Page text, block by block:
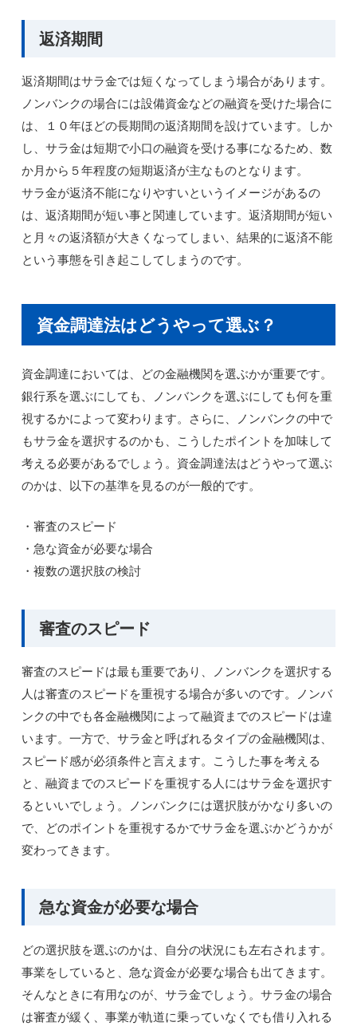
返済期間
返済期間はサラ金では短くなってしまう場合があります。
ノンバンクの場合には設備資金などの融資を受けた場合に
は、１０年ほどの長期間の返済期間を設けています。しか
し、サラ金は短期で小口の融資を受ける事になるため、数
か月から５年程度の短期返済が主なものとなります。
サラ金が返済不能になりやすいというイメージがあるの
は、返済期間が短い事と関連しています。返済期間が短い
と月々の返済額が大きくなってしまい、結果的に返済不能
という事態を引き起こしてしまうのです。
資金調達法はどうやって選ぶ？
資金調達においては、どの金融機関を選ぶかが重要です。
銀行系を選ぶにしても、ノンバンクを選ぶにしても何を重
視するかによって変わります。さらに、ノンバンクの中で
もサラ金を選択するのかも、こうしたポイントを加味して
考える必要があるでしょう。資金調達法はどうやって選ぶ
のかは、以下の基準を見るのが一般的です。
・審査のスピード
・急な資金が必要な場合
・複数の選択肢の検討
審査のスピード
審査のスピードは最も重要であり、ノンバンクを選択する
人は審査のスピードを重視する場合が多いのです。ノンバ
ンクの中でも各金融機関によって融資までのスピードは違
います。一方で、サラ金と呼ばれるタイプの金融機関は、
スピード感が必須条件と言えます。こうした事を考える
と、融資までのスピードを重視する人にはサラ金を選択す
るといいでしょう。ノンバンクには選択肢がかなり多いの
で、どのポイントを重視するかでサラ金を選ぶかどうかが
変わってきます。
急な資金が必要な場合
どの選択肢を選ぶのかは、自分の状況にも左右されます。
事業をしていると、急な資金が必要な場合も出てきます。
そんなときに有用なのが、サラ金でしょう。サラ金の場合
は審査が緩く、事業が軌道に乗っていなくでも借り入れる